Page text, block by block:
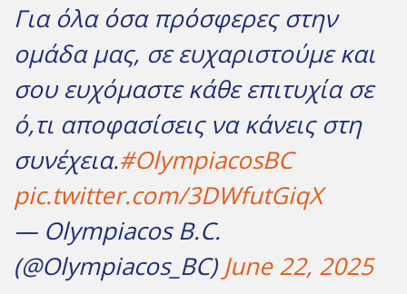
Για όλα όσα πρόσφερες στην
ομάδα μας, σε ευχαριστούμε και
σου ευχόμαστε κάθε επιτυχία σε
ό,τι αποφασίσεις να κάνεις στη
συνέχεια.#OlympiacosBC
pic.twitter.com/3DWfutGiqX
— Olympiacos B.C.
(@Olympiacos_BC) June 22, 2025